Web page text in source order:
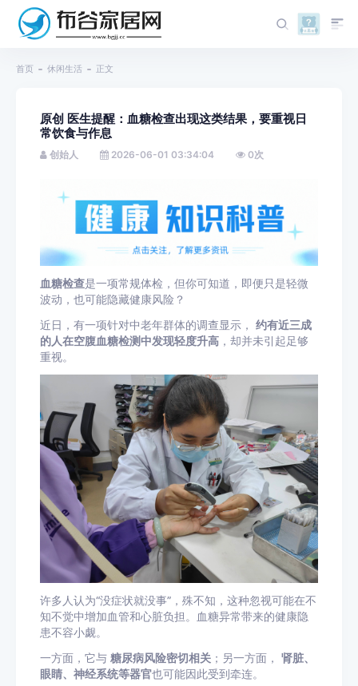
首页 休闲生活 正文
原创 医生提醒：血糖检查出现这类结果，要重视日
常饮食与作息
创始人 2026-06-01 03:34:04 0次
血糖检查是一项常规体检，但你可知道，即便只是轻微
波动，也可能隐藏健康风险？
近日，有一项针对中老年群体的调查显示， 约有近三成
的人在空腹血糖检测中发现轻度升高 ，却并未引起足够
重视。
许多人认为“没症状就没事”，殊不知，这种忽视可能在不
知不觉中增加血管和心脏负担。血糖异常带来的健康隐
患不容小觑。
一方面，它与 糖尿病风险密切相关 ；另一方面， 肾脏、
眼睛、神经系统等器官也可能因此受到牵连。